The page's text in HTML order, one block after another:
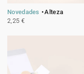
Novedades
Alteza
2,25 €